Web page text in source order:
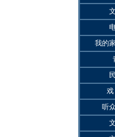
我的
戏
听